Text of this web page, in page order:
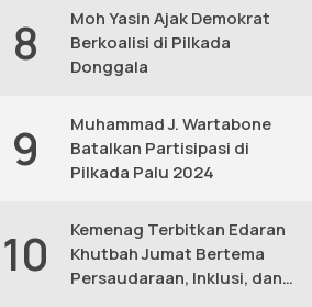
8
Moh Yasin Ajak Demokrat
Berkoalisi di Pilkada
Donggala
9
Muhammad J. Wartabone
Batalkan Partisipasi di
Pilkada Palu 2024
10
Kemenag Terbitkan Edaran
Khutbah Jumat Bertema
Persaudaraan, Inklusi, dan